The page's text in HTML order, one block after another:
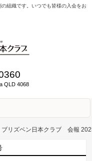
組織です。いつでも皆様の入会をお
QLD 4068
ブリズベン日本クラブ 会報